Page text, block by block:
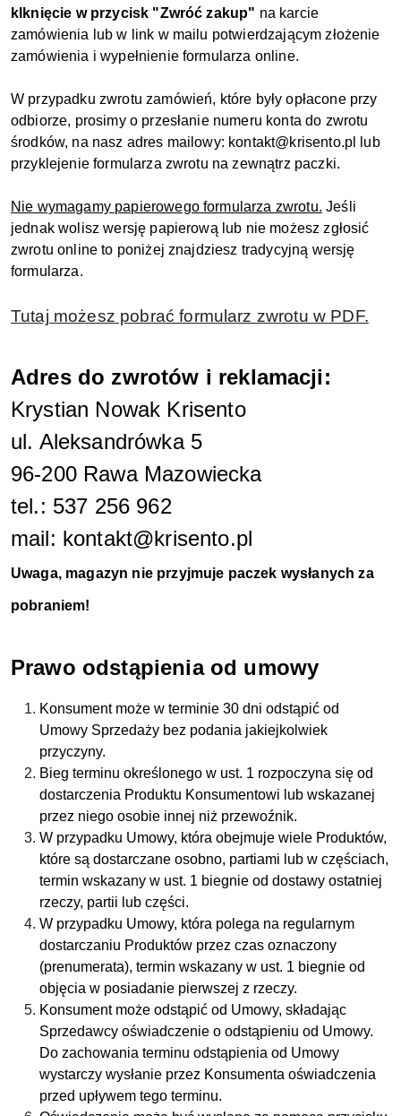
klknięcie w przycisk "Zwróć zakup" na karcie
zamówienia lub w link w mailu potwierdzającym złożenie
zamówienia i wypełnienie formularza online.
W przypadku zwrotu zamówień, które były opłacone przy
odbiorze, prosimy o przesłanie numeru konta do zwrotu
środków, na nasz adres mailowy: kontakt@krisento.pl lub
przyklejenie formularza zwrotu na zewnątrz paczki.
Nie wymagamy papierowego formularza zwrotu. Jeśli
jednak wolisz wersję papierową lub nie możesz zgłosić
zwrotu online to poniżej znajdziesz tradycyjną wersję
formularza.
Tutaj możesz pobrać formularz zwrotu w PDF.
Adres do zwrotów i reklamacji:
Krystian Nowak Krisento
ul. Aleksandrówka 5
96-200 Rawa Mazowiecka
tel.: 537 256 962
mail: kontakt@krisento.pl
Uwaga, magazyn nie przyjmuje paczek wysłanych za
pobraniem!
Prawo odstąpienia od umowy
Konsument może w terminie 30 dni odstąpić od
Umowy Sprzedaży bez podania jakiejkolwiek
przyczyny.
Bieg terminu określonego w ust. 1 rozpoczyna się od
dostarczenia Produktu Konsumentowi lub wskazanej
przez niego osobie innej niż przewoźnik.
W przypadku Umowy, która obejmuje wiele Produktów,
które są dostarczane osobno, partiami lub w częściach,
termin wskazany w ust. 1 biegnie od dostawy ostatniej
rzeczy, partii lub części.
W przypadku Umowy, która polega na regularnym
dostarczaniu Produktów przez czas oznaczony
(prenumerata), termin wskazany w ust. 1 biegnie od
objęcia w posiadanie pierwszej z rzeczy.
Konsument może odstąpić od Umowy, składając
Sprzedawcy oświadczenie o odstąpieniu od Umowy.
Do zachowania terminu odstąpienia od Umowy
wystarczy wysłanie przez Konsumenta oświadczenia
przed upływem tego terminu.